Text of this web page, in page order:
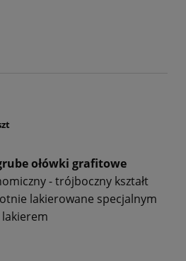
ołówki grafitowe
- trójboczny kształt
lakierowane specjalnym